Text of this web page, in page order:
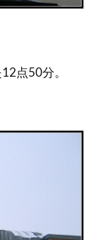
点50分。